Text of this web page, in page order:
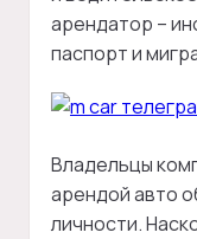
арендатор –
паспорт и
Владельцы
арендой авто
личности.